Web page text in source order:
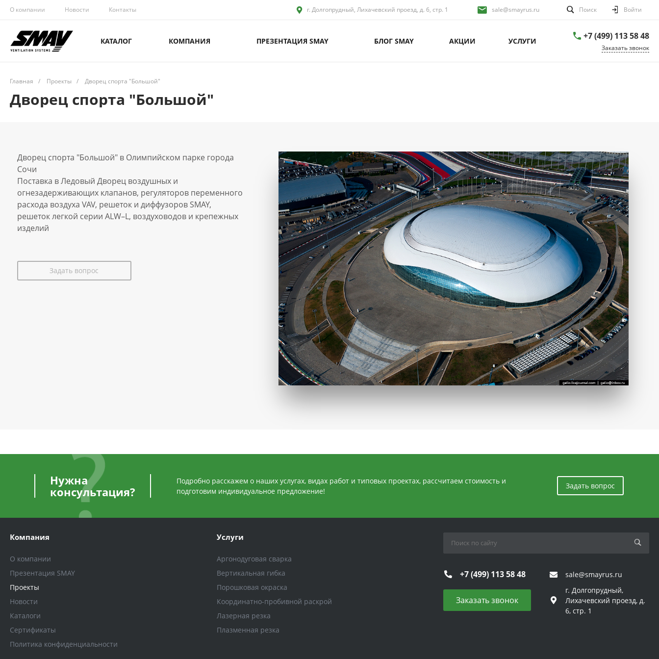
О компании Новости Контакты г. Долгопрудный, Лихачевский проезд, д. 6, стр. 1 sale@smayrus.ru Поиск Войти
КАТАЛОГ КОМПАНИЯ ПРЕЗЕНТАЦИЯ SMAY БЛОГ SMAY АКЦИИ УСЛУГИ +7 (499) 113 58 48
Заказать звонок
Главная / Проекты / Дворец спорта "Большой"
Дворец спорта "Большой"
Дворец спорта "Большой" в Олимпийском парке города
Сочи
Поставка в Ледовый Дворец воздушных и
огнезадерживающих клапанов, регуляторов переменного
расхода воздуха VAV, решеток и диффузоров SMAY,
решеток легкой серии ALW–L, воздуховодов и крепежных
изделий
Задать вопрос
Нужна
консультация?
Подробно расскажем о наших услугах, видах работ и типовых проектах, рассчитаем стоимость и
подготовим индивидуальное предложение!
Задать вопрос
Компания
О компании
Презентация SMAY
Проекты
Новости
Каталоги
Сертификаты
Политика конфиденциальности
Услуги
Аргонодуговая сварка
Вертикальная гибка
Порошковая окраска
Координатно-пробивной раскрой
Лазерная резка
Плазменная резка
+7 (499) 113 58 48 sale@smayrus.ru
Заказать звонок
г. Долгопрудный,
Лихачевский проезд, д.
6, стр. 1